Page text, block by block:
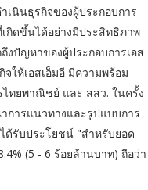
เนินธุรกิจของผู้ประกอบการ
เกิดขึ้นได้อย่างมีประสิทธิภาพ
ปัญหาของผู้ประกอบการเอส
ให้เอสเอ็มอี มีความพร้อม
ไทยพาณิชย์ และ สสว. ในครั้ง
การแนวทางและรูปแบบการ
ด้รับประโยชน์ "สำหรับยอด
(5 - 6 ร้อยล้านบาท) ถือว่า